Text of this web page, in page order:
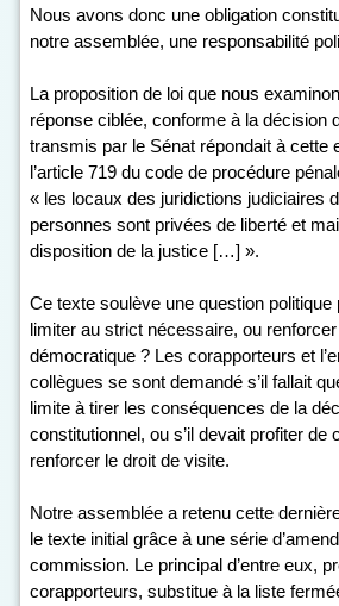
Nous avons donc une obligation
notre assemblée, une responsabilité
La proposition de loi que nous
réponse ciblée, conforme à la décision
transmis par le Sénat répondait à cette
l’article 719 du code de procédure
« les locaux des juridictions judiciaires
personnes sont privées de liberté et
disposition de la justice […] ».
Ce texte soulève une question politique
limiter au strict nécessaire, ou
démocratique ? Les corapporteurs et
collègues se sont demandé s’il fallait
limite à tirer les conséquences de la
constitutionnel, ou s’il devait profiter de
renforcer le droit de visite.
Notre assemblée a retenu cette
le texte initial grâce à une série
commission. Le principal d’entre eux,
corapporteurs, substitue à la liste